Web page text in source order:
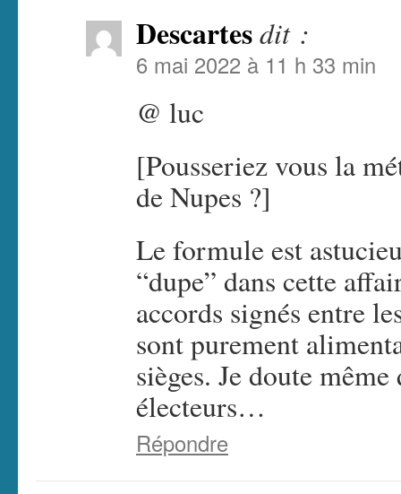
Descartesdit :
6 mai 2022 à 11 h 33 min
@ luc
[Pousseriez vous la
de Nupes ?]
Le formule est
“dupe” dans cette
accords signés entre
sont purement
sièges. Je doute
électeurs…
Répondre